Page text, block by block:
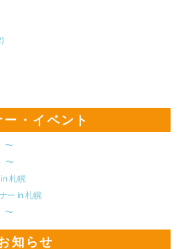
ー・イベント
〜
〜
札幌
ー in 札幌
〜
知らせ